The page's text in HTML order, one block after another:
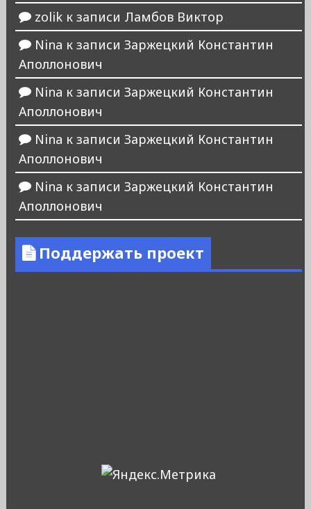
zolikк записи Ламбов Виктор
Nina к записи Заржецкий Константин
Аполлонович
Nina к записи Заржецкий Константин
Аполлонович
Nina к записи Заржецкий Константин
Аполлонович
Nina к записи Заржецкий Константин
Аполлонович
Поддержать проект